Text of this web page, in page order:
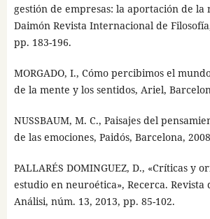
gestión de empresas: la aportación de la
Daimón Revista Internacional de
pp. 183-196.
MORGADO, I., Cómo percibimos el
de la mente y los sentidos, Ariel,
NUSSBAUM, M. C., Paisajes del
de las emociones, Paidós, Barcelona,
PALLARÉS DOMINGUEZ, D., «Críticas y
estudio en neuroética», Recerca. Revista
Análisi, núm. 13, 2013, pp. 85-102.